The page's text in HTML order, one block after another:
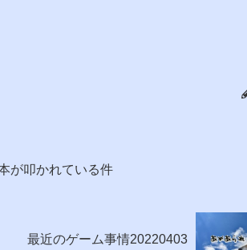
が叩かれている件
最近のゲーム事情20220403